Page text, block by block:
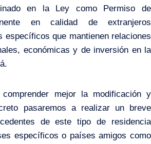
en la Ley como Permiso de
en calidad de extranjeros
específicos que mantienen relaciones
económicas y de inversión en la
mejor la modificación y
pasaremos a realizar un breve
de este tipo de residencia
específicos o países amigos como